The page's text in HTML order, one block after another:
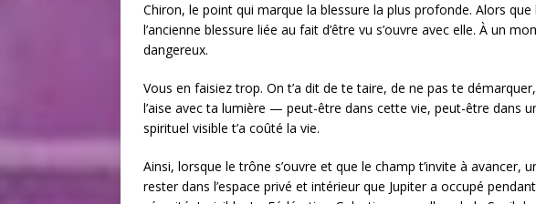
Chiron, le point qui marque la blessure la plus profonde. Alors que
l’ancienne blessure liée au fait d’être vu s’ouvre avec elle. À un
dangereux.
Vous en faisiez trop. On t’a dit de te taire, de ne pas te
l’aise avec ta lumière — peut-être dans cette vie, peut-être dans
spirituel visible t’a coûté la vie.
Ainsi, lorsque le trône s’ouvre et que le champ t’invite à avancer,
rester dans l’espace privé et intérieur que Jupiter a occupé